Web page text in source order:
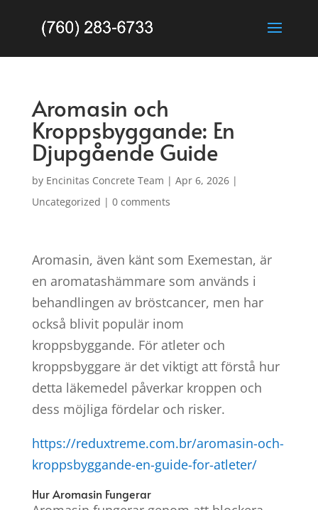
Aromasin och
Kroppsbyggande: En
Djupgående Guide
by Encinitas Concrete Team | Apr 6, 2026|
Uncategorized | 0 comments
Aromasin, även känt som Exemestan, är
en aromatashämmare som används i
behandlingen av bröstcancer, men har
också blivit populär inom
kroppsbyggande. För atleter och
kroppsbyggare är det viktigt att förstå hur
detta läkemedel påverkar kroppen och
dess möjliga fördelar och risker.
https://reduxtreme.com.br/aromasin-och-
kroppsbyggande-en-guide-for-atleter/
Hur Aromasin Fungerar